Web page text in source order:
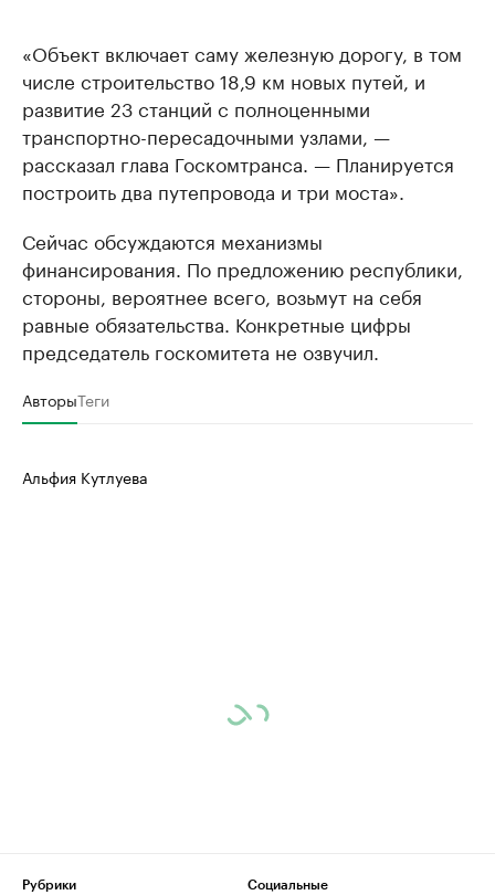
«Объект включает саму железную дорогу, в том
числе строительство 18,9 км новых путей, и
развитие 23 станций с полноценными
транспортно-пересадочными узлами, —
рассказал глава Госкомтранса. — Планируется
построить два путепровода и три моста».
Сейчас обсуждаются механизмы
финансирования. По предложению республики,
стороны, вероятнее всего, возьмут на себя
равные обязательства. Конкретные цифры
председатель госкомитета не озвучил.
АвторыТеги
Альфия Кутлуева
Рубрики
Социальные